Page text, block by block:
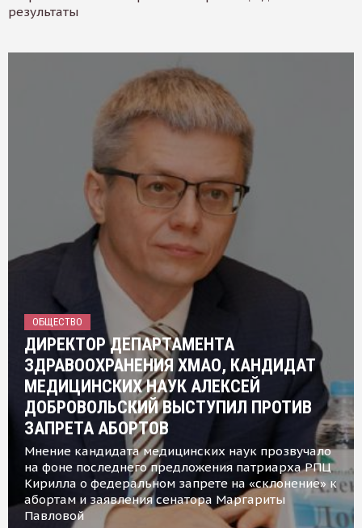
результаты
ОБЩЕСТВО
ДИРЕКТОР ДЕПАРТАМЕНТА
ЗДРАВООХРАНЕНИЯ ХМАО, КАНДИДАТ
МЕДИЦИНСКИХ НАУК АЛЕКСЕЙ
ДОБРОВОЛЬСКИЙ ВЫСТУПИЛ ПРОТИВ
ЗАПРЕТА АБОРТОВ
Мнение кандидата медицинских наук прозвучало
на фоне последнего предложения патриарха РПЦ
Кирилла о федеральном запрете на «склонение» к
абортам и заявления сенатора Маргариты
Павловой